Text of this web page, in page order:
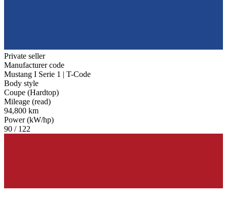
Private seller
Manufacturer code
Mustang I Serie 1 | T-Code
Body style
Coupe (Hardtop)
Mileage (read)
94,800 km
Power (kW/hp)
90 / 122